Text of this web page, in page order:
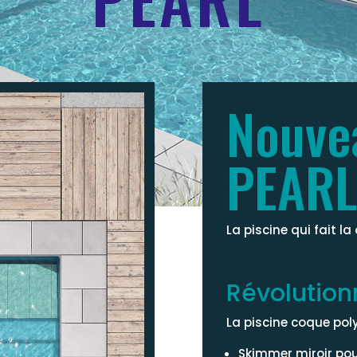
PEARL
La piscine qui fait la
La piscine coque
Skimmer miroir